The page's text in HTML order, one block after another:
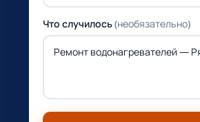
Что случилось(необязательно)